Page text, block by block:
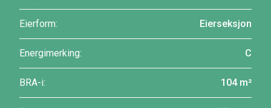
Eierform: Eierseksjon
Energimerking: C
BRA-i: 104 m²